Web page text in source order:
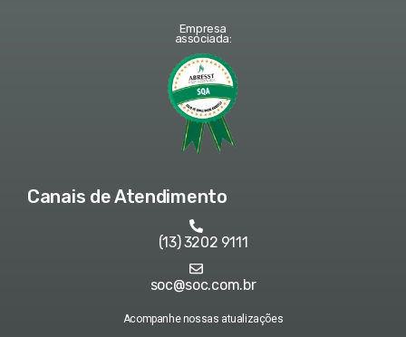
Empresa
associada:
Canais de Atendimento
(13) 3202 9111
soc@soc.com.br
Acompanhe nossas atualizações